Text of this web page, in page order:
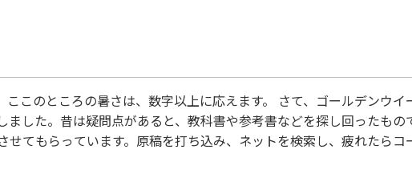
このところの暑さは、数字以上に応えます。 さて、ゴールデンウイ
した。昔は疑問点があると、教科書や参考書などを探し回ったもの
てもらっています。原稿を打ち込み、ネットを検索し、疲れたらコ